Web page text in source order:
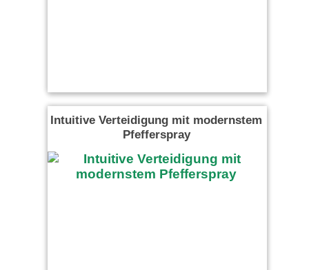
Intuitive Verteidigung mit modernstem
Pfefferspray